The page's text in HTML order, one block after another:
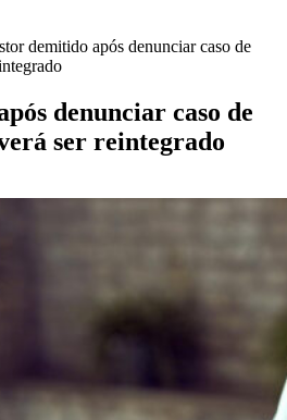
demitido após denunciar caso de
denunciar caso de
ser reintegrado